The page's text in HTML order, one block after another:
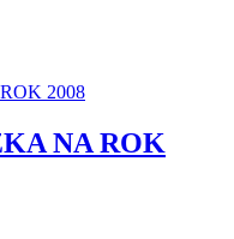
NA ROK